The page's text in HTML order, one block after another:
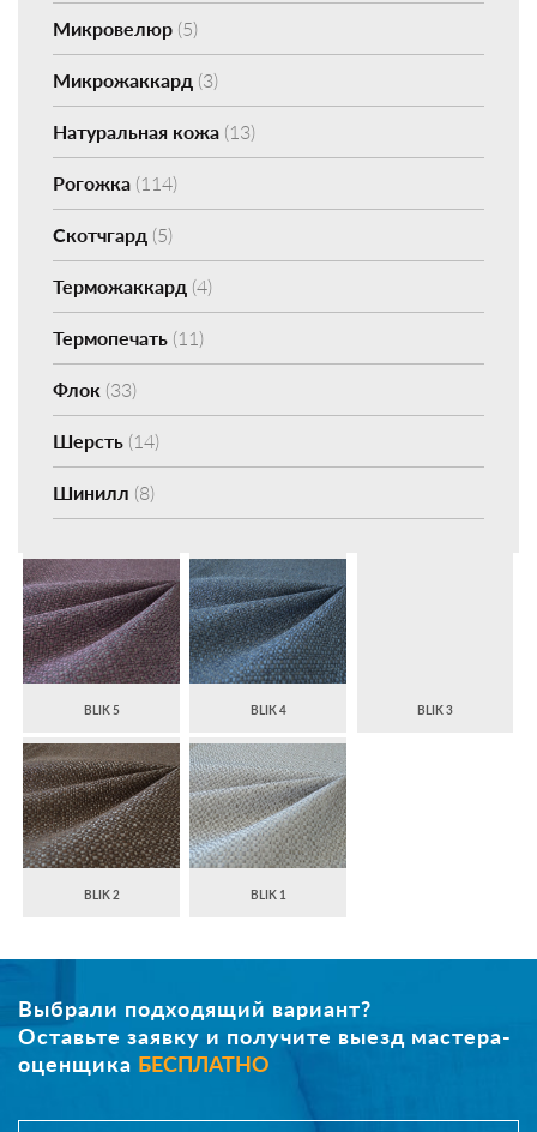
Микровелюр (5)
Микрожаккард (3)
Натуральная кожа (13)
Рогожка (114)
Скотчгард (5)
Терможаккард (4)
Термопечать (11)
Флок (33)
Шерсть (14)
Шинилл (8)
BLIK 5 BLIK 4 BLIK 3
BLIK 2 BLIK 1
Выбрали подходящий вариант?
Оставьте заявку и получите выезд мастера-
оценщика БЕСПЛАТНО